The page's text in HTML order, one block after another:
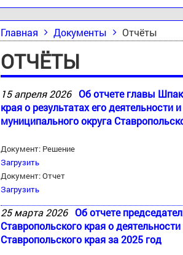
Главная Документы Отчёты
ОТЧЁТЫ
15 апреля 2026 Об отчете главы
края о результатах его
муниципального округа
Документ: Решение
Загрузить
Документ: Отчет
Загрузить
25 марта 2026 Об отчете
Ставропольского края о
Ставропольского края за 2025 год